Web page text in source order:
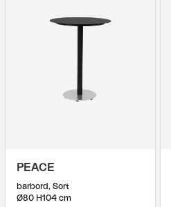
PEACE
barbord, Sort
Ø80 H104 cm